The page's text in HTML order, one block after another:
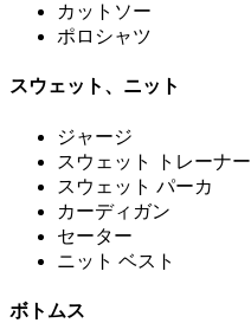
カットソー
ポロシャツ
スウェット、ニット
ジャージ
スウェット トレーナー
スウェット パーカ
カーディガン
セーター
ニット ベスト
ボトムス